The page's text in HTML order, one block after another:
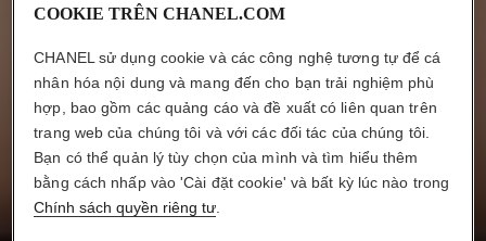
LÀM CHỦ
PHONG CÁCH TRANG ĐIỂM ‘NO-
MAKEUP’
COOKIE TRÊN CHANEL.COM
CHANEL sử dụng cookie và các công nghệ tương tự để cá
nhân hóa nội dung và mang đến cho bạn trải nghiệm phù
hợp, bao gồm các quảng cáo và đề xuất có liên quan trên
trang web của chúng tôi và với các đối tác của chúng tôi.
Bạn có thể quản lý tùy chọn của mình và tìm hiểu thêm
bằng cách nhấp vào 'Cài đặt cookie' và bất kỳ lúc nào trong
Chính sách quyền riêng tư